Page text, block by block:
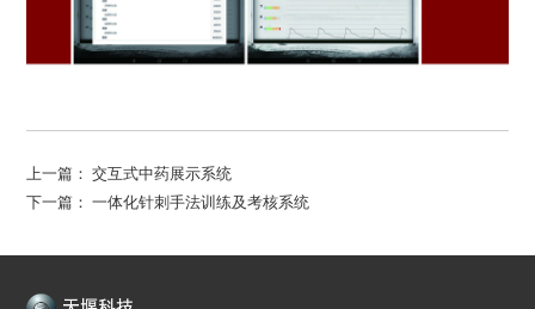
上一篇： 交互式中药展示系统
下一篇： 一体化针刺手法训练及考核系统